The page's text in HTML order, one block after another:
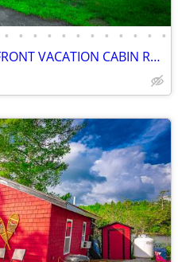
• • • • • • • • • • • •
SPRING & SUMMER WATERFRONT VACATION CABIN RENTALS in ROXBURY MAINE